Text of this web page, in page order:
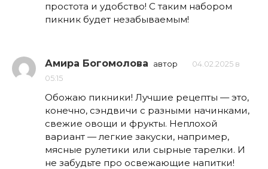
простота и удобство! С таким набором
пикник будет незабываемым!
Амира Богомолова автор
04.02.2025 в
05:15
Обожаю пикники! Лучшие рецепты — это,
конечно, сэндвичи с разными начинками,
свежие овощи и фрукты. Неплохой
вариант — легкие закуски, например,
мясные рулетики или сырные тарелки. И
не забудьте про освежающие напитки!